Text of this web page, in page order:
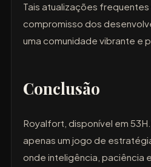
Tais atualizações frequentes
compromisso dos
uma comunidade vibrante e
Conclusão
Royalfort, disponível em
apenas um jogo de
onde inteligência, paciência